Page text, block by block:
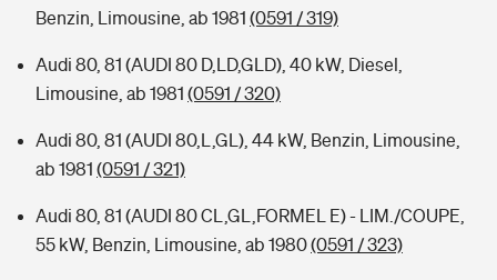
Benzin, Limousine, ab 1981 (0591 / 319)
Audi 80, 81 (AUDI 80 D,LD,GLD), 40 kW, Diesel,
Limousine, ab 1981 (0591 / 320)
Audi 80, 81 (AUDI 80,L,GL), 44 kW, Benzin, Limousine,
ab 1981 (0591 / 321)
Audi 80, 81 (AUDI 80 CL,GL,FORMEL E) - LIM./COUPE,
55 kW, Benzin, Limousine, ab 1980(0591 / 323)